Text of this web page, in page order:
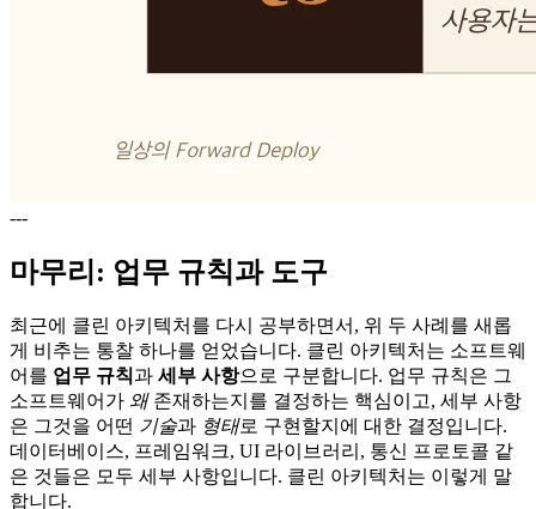
---
마무리: 업무 규칙과 도구
최근에 클린 아키텍처를 다시 공부하면서, 위 두 사례를 새롭
게 비추는 통찰 하나를 얻었습니다. 클린 아키텍처는 소프트웨
어를 업무 규칙과 세부 사항으로 구분합니다. 업무 규칙은 그
소프트웨어가 왜존재하는지를 결정하는 핵심이고, 세부 사항
은 그것을 어떤 기술과 형태로 구현할지에 대한 결정입니다.
데이터베이스, 프레임워크, UI 라이브러리, 통신 프로토콜 같
은 것들은 모두 세부 사항입니다. 클린 아키텍처는 이렇게 말
합니다.